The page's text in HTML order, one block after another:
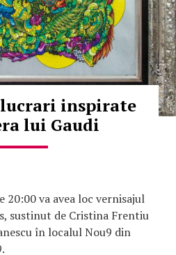
inspirate
lui Gaudi
20:00 va avea loc vernisajul
sustinut de Cristina Frentiu
în localul Nou9 din